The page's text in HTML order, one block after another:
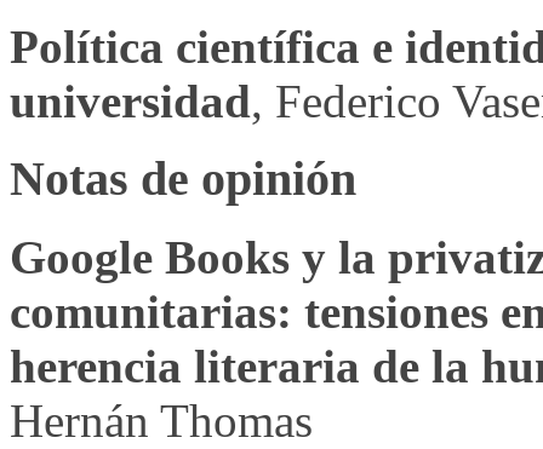
Política científica e
universidad, Federico
Notas de opinión
Google Books y la
comunitarias: tensiones
herencia literaria de la
Hernán Thomas